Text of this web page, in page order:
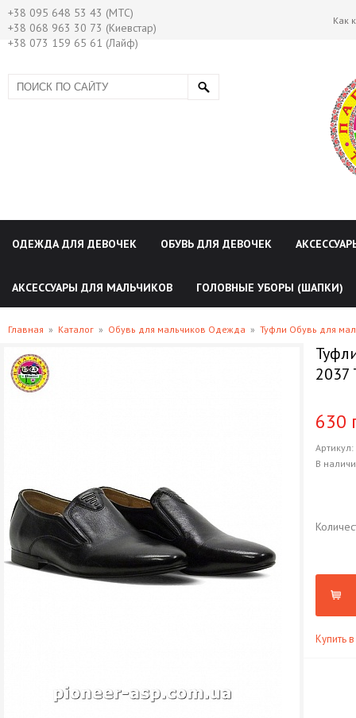
+38 095 648 53 43 (МТС)
+38 068 963 30 73 (Киевстар)
+38 073 159 65 61 (Лайф)
Как
ОДЕЖДА ДЛЯ ДЕВОЧЕК ОБУВЬ ДЛЯ ДЕВОЧЕК
АКСЕССУАРЫ ДЛЯ МАЛЬЧИКОВ ГОЛОВНЫЕ УБОРЫ (ШАПКИ)
Главная » Каталог » Обувь для мальчиков Одежда » Туфли Обувь для
2037
630
Артикул:
В
Купить